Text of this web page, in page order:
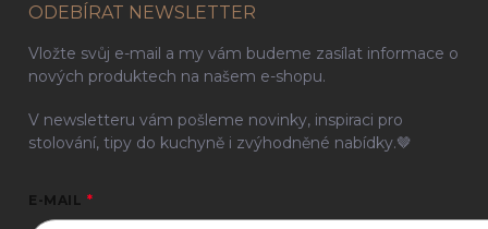
ODEBÍRAT NEWSLETTER
Vložte svůj e-mail a my vám budeme zasílat informace o
nových produktech na našem e-shopu.
V newsletteru vám pošleme novinky, inspiraci pro
stolování, tipy do kuchyně i zvýhodněné nabídky.🤎
E-MAIL